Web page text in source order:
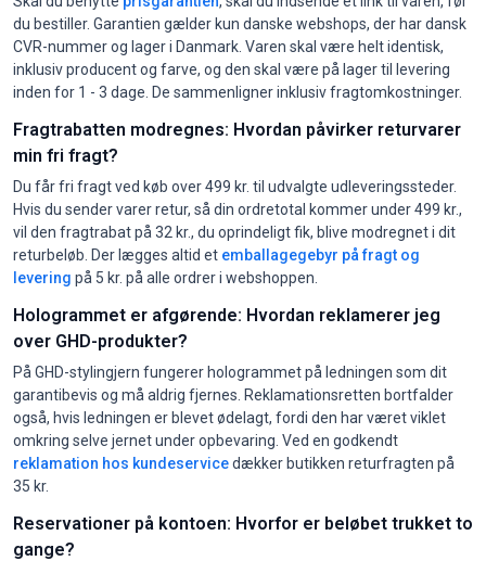
du bestiller. Garantien gælder kun danske webshops, der har dansk
CVR-nummer og lager i Danmark. Varen skal være helt identisk,
inklusiv producent og farve, og den skal være på lager til levering
inden for 1 - 3 dage. De sammenligner inklusiv fragtomkostninger.
Fragtrabatten modregnes: Hvordan påvirker returvarer
min fri fragt?
Du får fri fragt ved køb over 499 kr. til udvalgte udleveringssteder.
Hvis du sender varer retur, så din ordretotal kommer under 499 kr.,
vil den fragtrabat på 32 kr., du oprindeligt fik, blive modregnet i dit
returbeløb. Der lægges altid et emballagegebyr på fragt og
levering på 5 kr. på alle ordrer i webshoppen.
Hologrammet er afgørende: Hvordan reklamerer jeg
over GHD-produkter?
På GHD-stylingjern fungerer hologrammet på ledningen som dit
garantibevis og må aldrig fjernes. Reklamationsretten bortfalder
også, hvis ledningen er blevet ødelagt, fordi den har været viklet
omkring selve jernet under opbevaring. Ved en godkendt
reklamation hos kundeservicedækker butikken returfragten på
35 kr.
Reservationer på kontoen: Hvorfor er beløbet trukket to
gange?